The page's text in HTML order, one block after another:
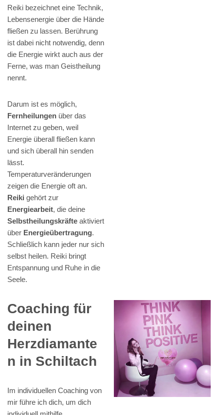
Reiki bezeichnet eine Technik,
Lebensenergie über die Hände
fließen zu lassen. Berührung
ist dabei nicht notwendig, denn
die Energie wirkt auch aus der
Ferne, was man Geistheilung
nennt.
Darum ist es möglich,
Fernheilungen über das
Internet zu geben, weil
Energie überall fließen kann
und sich überall hin senden
lässt.
Temperaturveränderungen
zeigen die Energie oft an.
Reiki gehört zur
Energiearbeit, die deine
Selbstheilungskräfte aktiviert
über Energieübertragung.
Schließlich kann jeder nur sich
selbst heilen. Reiki bringt
Entspannung und Ruhe in die
Seele.
Coaching für
deinen
Herzdiamante
n in Schiltach
Im individuellen Coaching von
mir führe ich dich, um dich